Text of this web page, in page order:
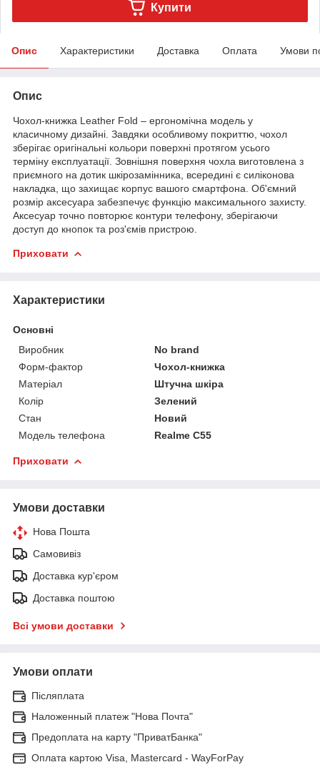
Купити
Опис Характеристики Доставка Оплата Умови
Опис
Чохол-книжка Leather Fold – ергономічна модель у
класичному дизайні. Завдяки особливому покриттю, чохол
зберігає оригінальні кольори поверхні протягом усього
терміну експлуатації. Зовнішня поверхня чохла виготовлена з
приємного на дотик шкірозамінника, всередині є силіконова
накладка, що захищає корпус вашого смартфона. Об'ємний
розмір аксесуара забезпечує функцію максимального захисту.
Аксесуар точно повторює контури телефону, зберігаючи
доступ до кнопок та роз'ємів пристрою.
Приховати
Характеристики
Основні
Виробник
No brand
Форм-фактор
Чохол-книжка
Матеріал
Штучна шкіра
Колір
Зелений
Стан
Новий
Модель телефона
Realme C55
Приховати
Умови доставки
Нова Пошта
Самовивіз
Доставка кур'єром
Доставка поштою
Всі умови доставки
Умови оплати
Післяплата
Наложенный платеж "Нова Почта"
Предоплата на карту "ПриватБанка"
Оплата картою Visa, Mastercard - WayForPay